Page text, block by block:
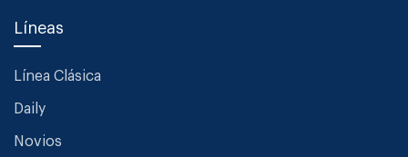
Líneas
Línea Clásica
Daily
Novios